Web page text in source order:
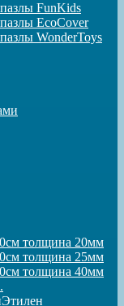
FunKids
EcoCover
WonderToys
толщина 20мм
толщина 25мм
толщина 40мм